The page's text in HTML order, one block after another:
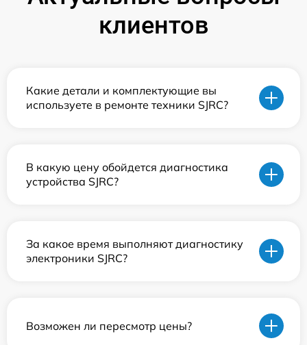
клиентов
Какие детали и комплектующие вы
используете в ремонте техники SJRC?
В какую цену обойдется диагностика
устройства SJRC?
За какое время выполняют диагностику
электроники SJRC?
Возможен ли пересмотр цены?